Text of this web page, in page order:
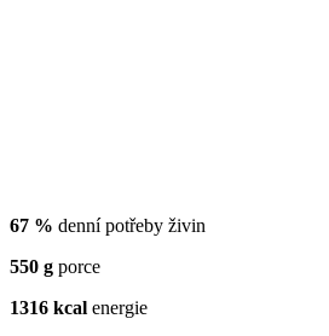
67 % denní potřeby živin
550 g porce
1316 kcal energie